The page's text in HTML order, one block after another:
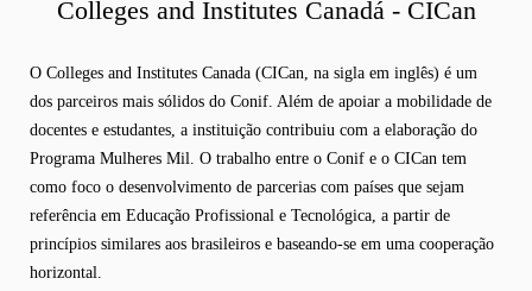
Colleges and Institutes Canadá - CICan
O Colleges and Institutes Canada (CICan, na sigla em inglês) é um
dos parceiros mais sólidos do Conif. Além de apoiar a mobilidade de
docentes e estudantes, a instituição contribuiu com a elaboração do
Programa Mulheres Mil. O trabalho entre o Conif e o CICan tem
como foco o desenvolvimento de parcerias com países que sejam
referência em Educação Profissional e Tecnológica, a partir de
princípios similares aos brasileiros e baseando-se em uma cooperação
horizontal.